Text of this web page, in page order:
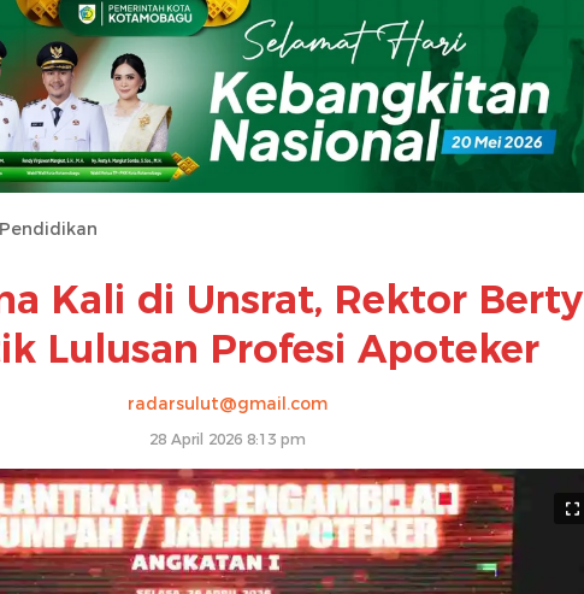
Pendidikan
Kali di Unsrat, Rektor Berty
Lulusan Profesi Apoteker
radarsulut@gmail.com
28 April 2026 8:13 pm